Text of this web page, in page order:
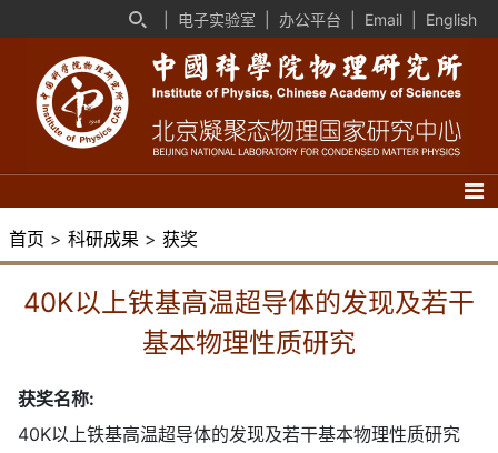
电子实验室 办公平台 Email English
首页 > 科研成果 > 获奖
40K以上铁基高温超导体的发现及若干
基本物理性质研究
获奖名称:
40K以上铁基高温超导体的发现及若干基本物理性质研究